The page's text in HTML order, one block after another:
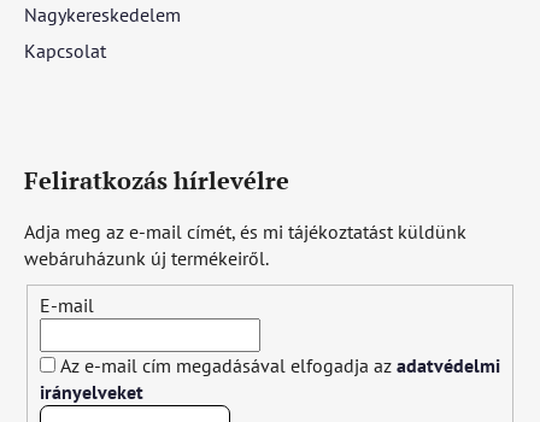
Nagykereskedelem
Kapcsolat
Feliratkozás hírlevélre
Adja meg az e-mail címét, és mi tájékoztatást küldünk
webáruházunk új termékeiről.
E-mail
Az e-mail cím megadásával elfogadja az adatvédelmi
irányelveket